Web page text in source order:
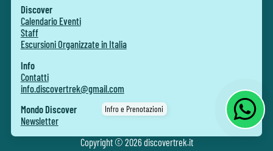
Infro e Prenotazioni
Discover
Calendario Eventi
Staff
Escursioni Organizzate in Italia
Info
Contatti
info.discovertrek@gmail.com
Mondo Discover
Newsletter
Copyright © 2026discovertrek.it